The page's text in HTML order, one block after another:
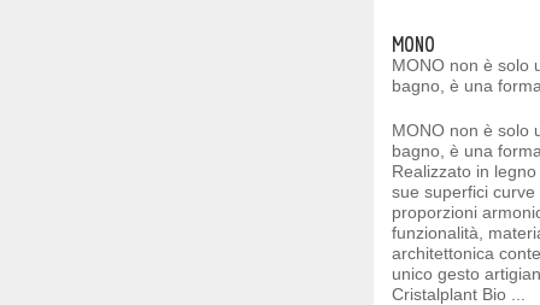
MONO
MONO non è solo
bagno, è una
MONO non è solo
bagno, è una
Realizzato in
sue superfici
proporzioni
funzionalità,
architettonica
unico gesto
Cristalplant Bio ...